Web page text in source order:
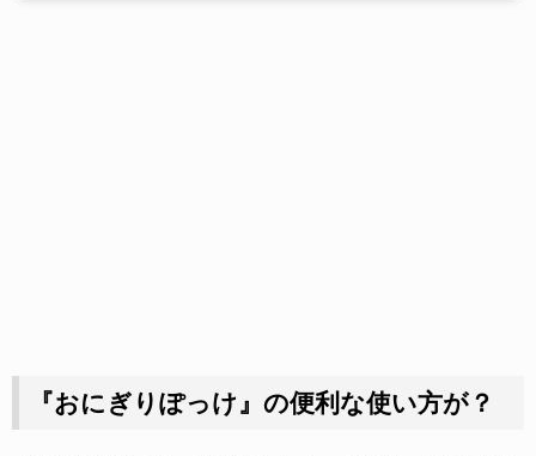
『おにぎりぽっけ』の便利な使い方が？